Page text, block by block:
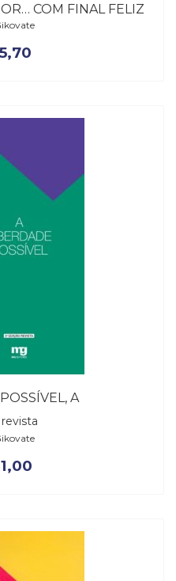
COM FINAL FELIZ
A